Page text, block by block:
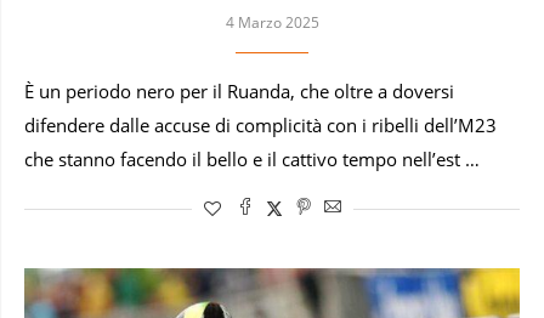
4 Marzo 2025
È un periodo nero per il Ruanda, che oltre a doversi
difendere dalle accuse di complicità con i ribelli dell’M23
che stanno facendo il bello e il cattivo tempo nell’est …